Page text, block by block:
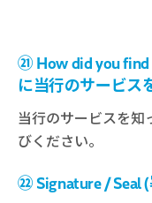
㉑ How did you
に当行のサービス
当行のサービスを
びください。
㉒ Signature / Seal